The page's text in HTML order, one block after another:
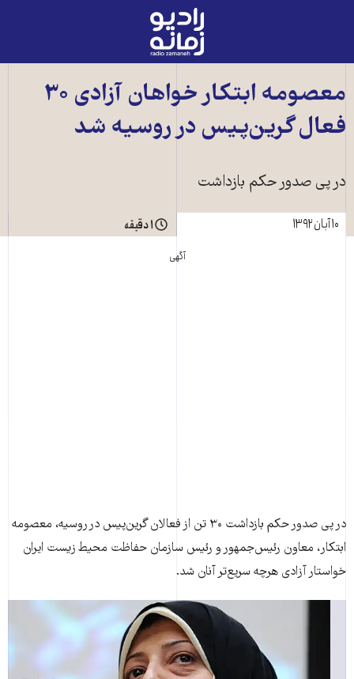
رادیو
زمانه
به
صفحه
اصلی
معصومه ابتکار خواهان آزادی ۳۰
فعال گرين‌پيس در روسيه شد
در پی صدور حکم بازداشت
۱۰ آبان ۱۳۹۲
۱ دقیقه
آگهی
در پی صدور حکم بازداشت ۳۰ تن از فعالان گرين‌پيس در روسيه، معصومه
ابتکار، معاون رئيس‌جمهور و رئيس سازمان حفاظت محيط زيست ايران
خواستار آزادی هرچه سريع‌تر آنان شد.